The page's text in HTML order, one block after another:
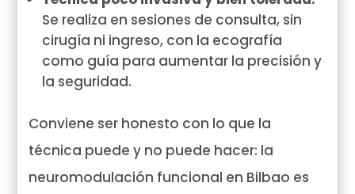
Se realiza en sesiones de consulta, sin
cirugía ni ingreso, con la ecografía
como guía para aumentar la precisión y
la seguridad.
Conviene ser honesto con lo que la
técnica puede y no puede hacer: la
neuromodulación funcional en Bilbao es